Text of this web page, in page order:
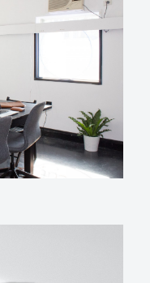
caractérisent les
sont utilisées en
d’informations